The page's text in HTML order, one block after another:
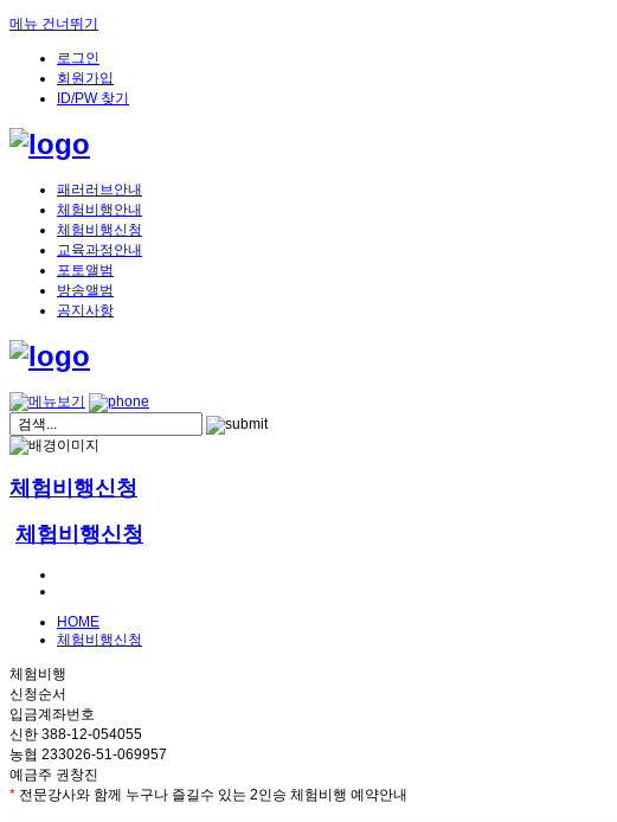
메뉴 건너뛰기
로그인
회원가입
ID/PW 찾기
패러러브안내
체험비행안내
체험비행신청
교육과정안내
포토앨범
방송앨범
공지사항
체험비행신청
체험비행신청
HOME
체험비행신청
체험비행
신청순서
입금계좌번호
신한 388-12-054055
농협 233026-51-069957
예금주 권창진
* 전문강사와 함께 누구나 즐길수 있는 2인승 체험비행 예약안내